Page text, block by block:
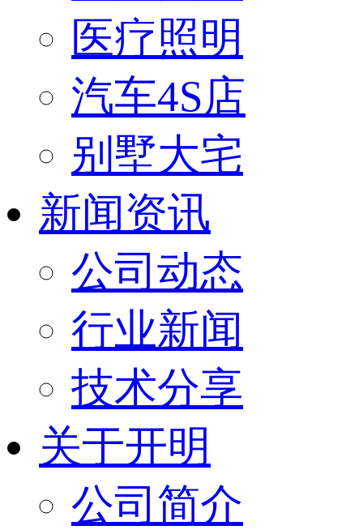
医疗照明
汽车4S店
别墅大宅
新闻资讯
公司动态
行业新闻
技术分享
关于开明
公司简介